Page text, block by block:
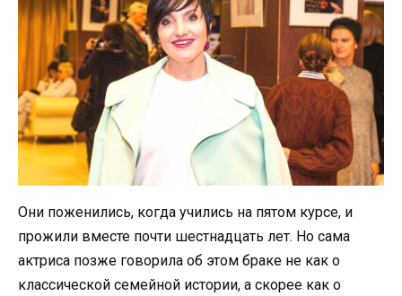
Они поженились, когда учились на пятом курсе, и
прожили вместе почти шестнадцать лет. Но сама
актриса позже говорила об этом браке не как о
классической семейной истории, а скорее как о